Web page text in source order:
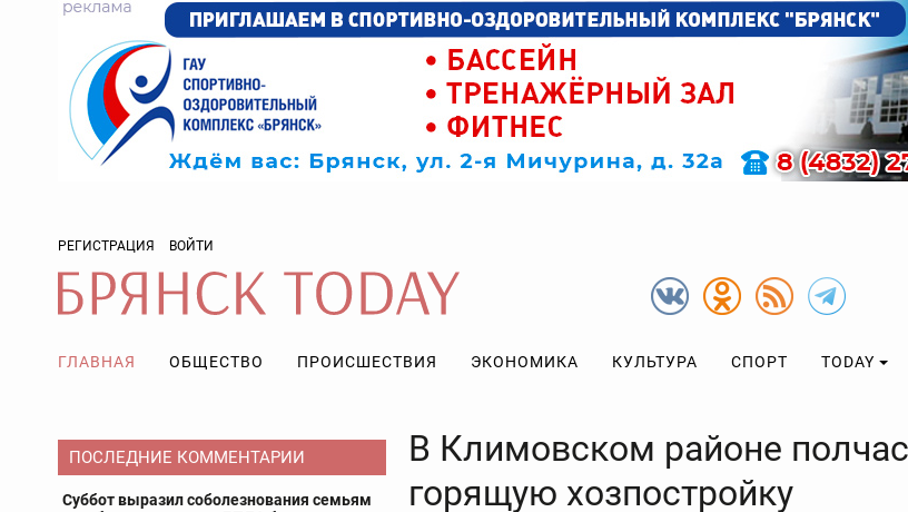
РЕГИСТРАЦИЯ ВОЙТИ
ГЛАВНАЯ ОБЩЕСТВО ПРОИСШЕСТВИЯ ЭКОНОМИКА КУЛЬТУРА СПОРТ TODAY
ПОСЛЕДНИЕ КОММЕНТАРИИ
Суббот выразил соболезнования семьям
В Климовском районе
горящую хозпостройку